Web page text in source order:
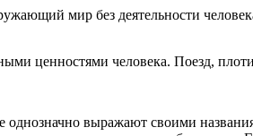
мир без деятельности
ценностями человека. Поезд,
однозначно выражают своими